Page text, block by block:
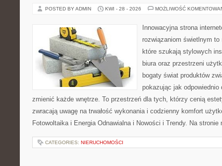
POSTED BY ADMIN KWI - 28 - 2026 MOŻLIWOŚĆ
Innowacyjna strona
rozwiązaniom świetlnym
które szukają stylowych
biura oraz przestrzeni
bogaty świat produktów
pokazując jak odpowiednio
zmienić każde wnętrze. To przestrzeń dla tych, którzy cenią
zwracają uwagę na trwałość wykonania i codzienny komfort
Fotowoltaika i Energia Odnawialna i Nowości i Trendy. Na
CATEGORIES: NIERUCHOMOŚCI